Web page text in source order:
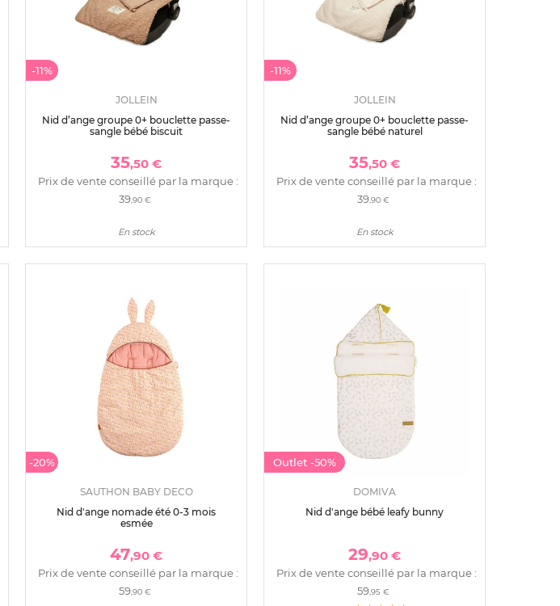
-11%
JOLLEIN
Nid d’ange groupe 0+ bouclette passe-
sangle bébé biscuit
35,50 €
Prix de vente conseillé par la marque :
39,90 €
En stock
-11%
JOLLEIN
Nid d’ange groupe 0+ bouclette passe-
sangle bébé naturel
35,50 €
Prix de vente conseillé par la marque :
39,90 €
En stock
-20%
SAUTHON BABY DECO
Nid d'ange nomade été 0-3 mois
esmée
47,90 €
Prix de vente conseillé par la marque :
59,90 €
Outlet -50%
DOMIVA
Nid d'ange bébé leafy bunny
29,90 €
Prix de vente conseillé par la marque :
59,95 €